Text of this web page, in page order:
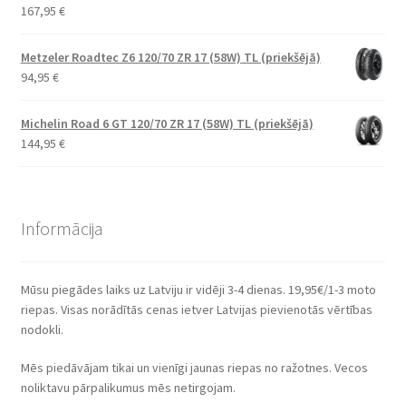
167,95 €
Metzeler Roadtec Z6 120/70 ZR 17 (58W) TL (priekšējā)
94,95 €
Michelin Road 6 GT 120/70 ZR 17 (58W) TL (priekšējā)
144,95 €
Informācija
Mūsu piegādes laiks uz Latviju ir vidēji 3-4 dienas. 19,95€/1-3 moto
riepas. Visas norādītās cenas ietver Latvijas pievienotās vērtības
nodokli.
Mēs piedāvājam tikai un vienīgi jaunas riepas no ražotnes. Vecos
noliktavu pārpalikumus mēs netirgojam.